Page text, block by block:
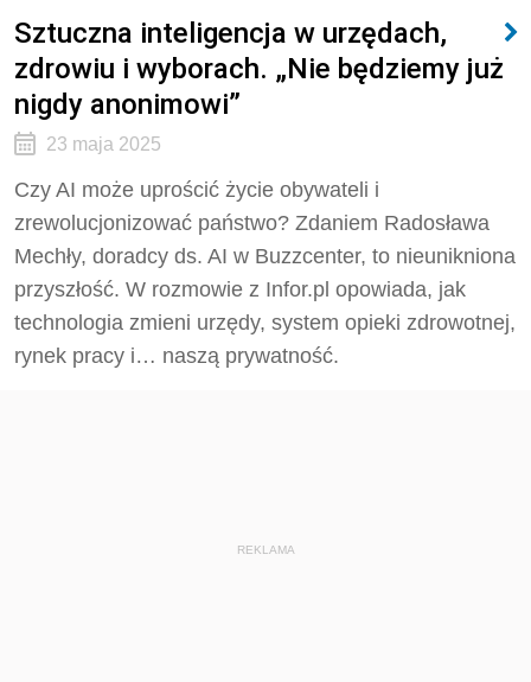
Sztuczna inteligencja w urzędach,
zdrowiu i wyborach. „Nie będziemy już
nigdy anonimowi”
23 maja 2025
Czy AI może uprościć życie obywateli i
zrewolucjonizować państwo? Zdaniem Radosława
Mechły, doradcy ds. AI w Buzzcenter, to nieunikniona
przyszłość. W rozmowie z Infor.pl opowiada, jak
technologia zmieni urzędy, system opieki zdrowotnej,
rynek pracy i… naszą prywatność.
REKLAMA